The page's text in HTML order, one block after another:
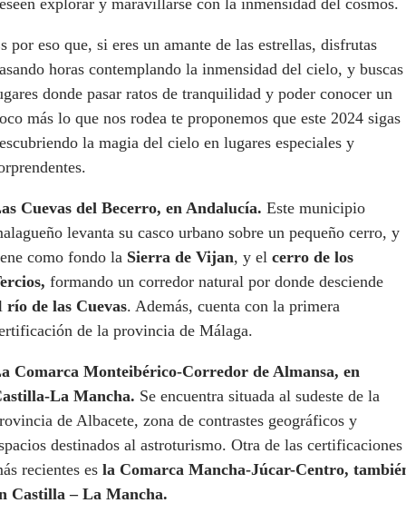
por eso que, si eres un amante de las estrellas, disfrutas
horas contemplando la inmensidad del cielo, y buscas
donde pasar ratos de tranquilidad y poder conocer un
más lo que nos rodea te proponemos que este 2024 sigas
la magia del cielo en lugares especiales y
Cuevas del Becerro, en Andalucía. Este municipio
levanta su casco urbano sobre un pequeño cerro, y
como fondo la Sierra de Vijan, y el cerro de los
formando un corredor natural por donde desciende
río de las Cuevas. Además, cuenta con la primera
de la provincia de Málaga.
Comarca Monteibérico-Corredor de Almansa, en
La Mancha. Se encuentra situada al sudeste de la
de Albacete, zona de contrastes geográficos y
destinados al astroturismo. Otra de las certificaciones
recientes es la Comarca Mancha-Júcar-Centro,
Castilla – La Mancha.